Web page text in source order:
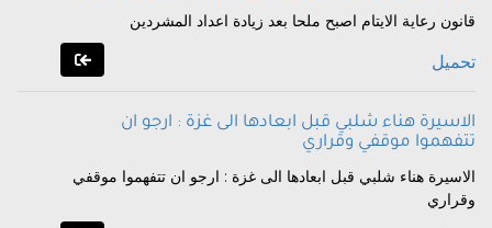
قانون رعاية الايتام اصبح ملحا بعد زيادة اعداد المشردين
تحميل
الاسيرة هناء شلبي قبل ابعادها الى غزة : ارجو ان
تتفهموا موقفي وقراري
الاسيرة هناء شلبي قبل ابعادها الى غزة : ارجو ان تتفهموا موقفي
وقراري